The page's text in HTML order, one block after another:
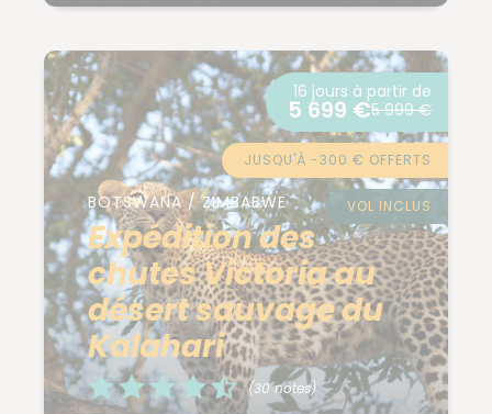
BOTSWANA / ZIMBABWE
Expédition des
chutes Victoria au
désert sauvage du
Kalahari
(30 notes)
16 jours à partir de
5 699 €5 999 €
JUSQU'À -300 € OFFERTS
VOL INCLUS